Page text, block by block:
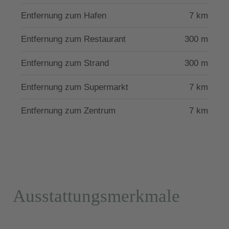
Der nächste Strand sowie Restaurant liegen nur 300
Einkaufsmöglichkeiten sowie Fährhafen ca. 7 km.
Die Villa besitzt die Lizenz der griechischen
Fremdenverkehrsbehörde mit der Nummer 1111921.
Entfernung zum Hafen 7 km
Entfernung zum Restaurant 300 m
Entfernung zum Strand 300 m
Entfernung zum Supermarkt 7 km
Entfernung zum Zentrum 7 km
Ausstattungsmerkmale